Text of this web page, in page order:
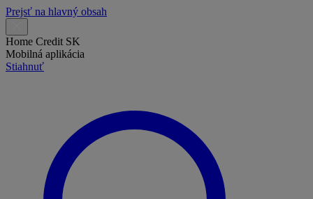
Prejsť na hlavný obsah
Home Credit SK
Mobilná aplikácia
Stiahnuť